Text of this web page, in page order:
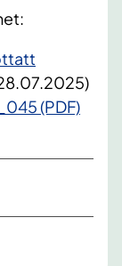
(PDF)